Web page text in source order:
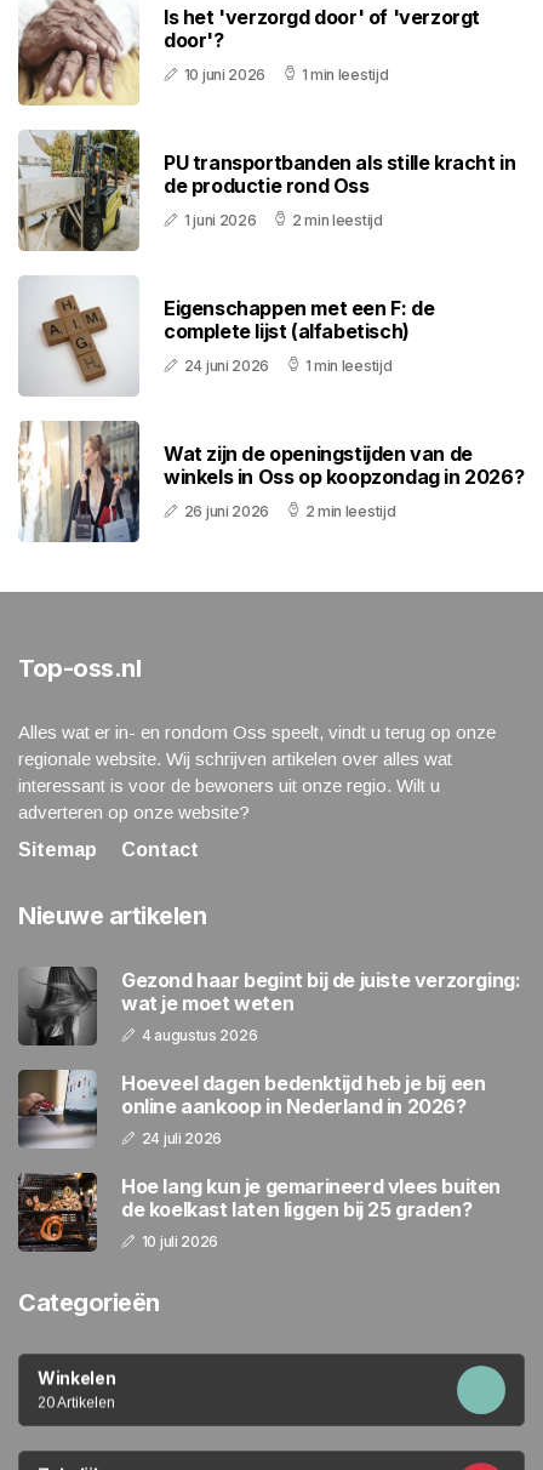
Is het 'verzorgd door' of 'verzorgt
door'?
10 juni 2026 1 min leestijd
PU transportbanden als stille kracht in
de productie rond Oss
1 juni 2026 2 min leestijd
Eigenschappen met een F: de
complete lijst (alfabetisch)
24 juni 2026 1 min leestijd
Wat zijn de openingstijden van de
winkels in Oss op koopzondag in 2026?
26 juni 2026 2 min leestijd
Top-oss.nl
Alles wat er in- en rondom Oss speelt, vindt u terug op onze
regionale website. Wij schrijven artikelen over alles wat
interessant is voor de bewoners uit onze regio. Wilt u
adverteren op onze website?
Sitemap
Contact
Nieuwe artikelen
Gezond haar begint bij de juiste verzorging:
wat je moet weten
4 augustus 2026
Hoeveel dagen bedenktijd heb je bij een
online aankoop in Nederland in 2026?
24 juli 2026
Hoe lang kun je gemarineerd vlees buiten
de koelkast laten liggen bij 25 graden?
10 juli 2026
Categorieën
Winkelen
20 Artikelen